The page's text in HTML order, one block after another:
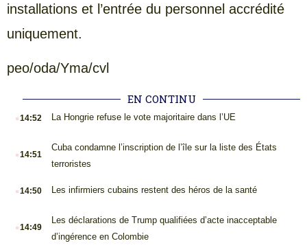
installations et l’entrée du personnel accrédité
uniquement.
peo/oda/Yma/cvl
EN CONTINU
.14:52 La Hongrie refuse le vote majoritaire dans l’UE
.14:51
Cuba condamne l’inscription de l’île sur la liste des États
terroristes
.14:50 Les infirmiers cubains restent des héros de la santé
.14:49
Les déclarations de Trump qualifiées d’acte inacceptable
d’ingérence en Colombie